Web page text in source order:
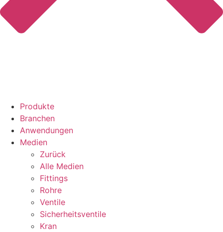
Produkte
Branchen
Anwendungen
Medien
Zurück
Alle Medien
Fittings
Rohre
Ventile
Sicherheitsventile
Kran